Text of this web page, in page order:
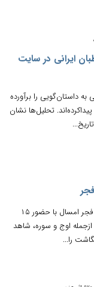
ایرانی در سایت
داستان‌گویی را برآورده
تحلیل‌ها نشان
در اطلاع‌نگاشت مقابل نشان داده است؛ جشنوارۀ فیلم فجر امسال با حضور ۱۵
اوج و سوره، شاهد
را...